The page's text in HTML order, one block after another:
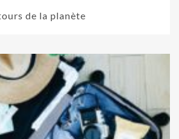
de la planète